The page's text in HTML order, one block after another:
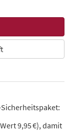
9,95 €), damit